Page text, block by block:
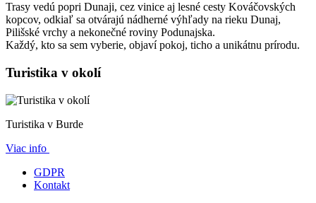
Trasy vedú popri Dunaji, cez vinice aj lesné cesty Kováčovských
kopcov, odkiaľ sa otvárajú nádherné výhľady na rieku Dunaj,
Pilišské vrchy a nekonečné roviny Podunajska.
Každý, kto sa sem vyberie, objaví pokoj, ticho a unikátnu prírodu.
Turistika v okolí
Turistika v Burde
Viac info
GDPR
Kontakt